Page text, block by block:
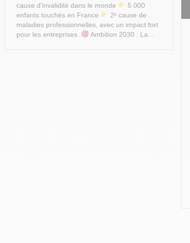
cause d’invalidité dans le monde
5 000
enfants touchés en France
2ᵉ cause de
maladies professionnelles, avec un impact fort
pour les entreprises.
Ambition 2030 : La...